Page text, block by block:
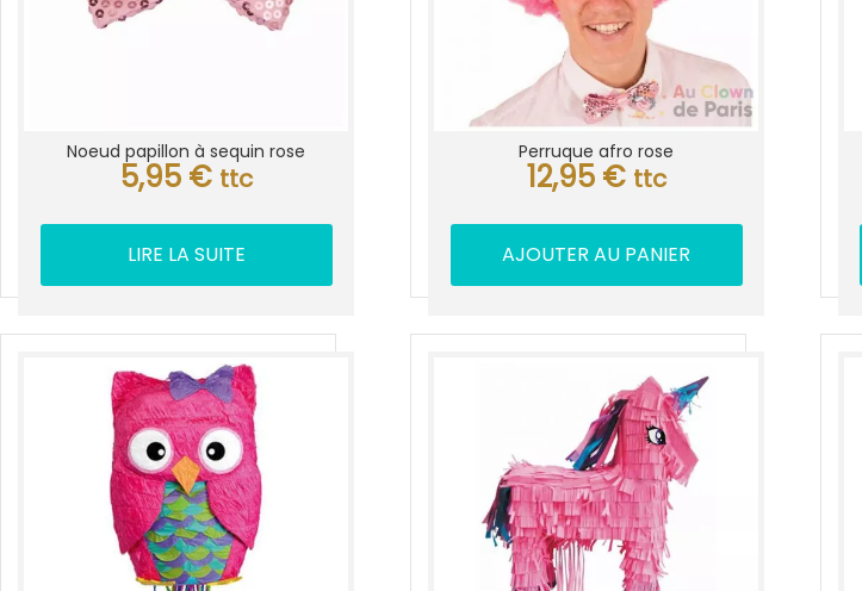
Noeud papillon à sequin rose
5,95 € ttc
LIRE LA SUITE
Perruque afro rose
12,95 € ttc
AJOUTER AU PANIER